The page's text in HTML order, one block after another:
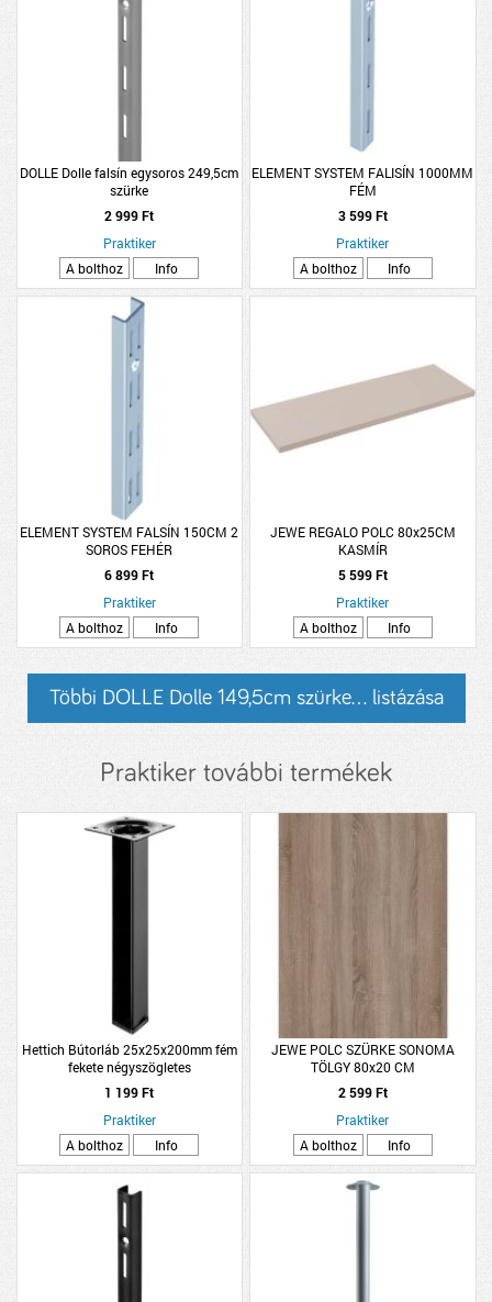
DOLLE Dolle falsín egysoros 249,5cm
szürke
2 999 Ft
Praktiker
A bolthoz
Info
ELEMENT SYSTEM FALISÍN 1000MM
FÉM
3 599 Ft
Praktiker
A bolthoz
Info
ELEMENT SYSTEM FALSÍN 150CM 2
SOROS FEHÉR
6 899 Ft
Praktiker
A bolthoz
Info
JEWE REGALO POLC 80x25CM
KASMÍR
5 599 Ft
Praktiker
A bolthoz
Info
Többi DOLLE Dolle 149,5cm szürke... listázása
Praktiker további termékek
Hettich Bútorláb 25x25x200mm fém
fekete négyszögletes
1 199 Ft
Praktiker
A bolthoz
Info
JEWE POLC SZÜRKE SONOMA
TÖLGY 80x20 CM
2 599 Ft
Praktiker
A bolthoz
Info